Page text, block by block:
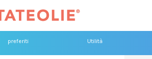
preferiti Utilità